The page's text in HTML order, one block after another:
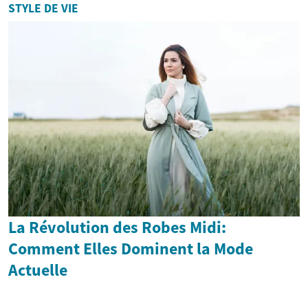
STYLE DE VIE
La Révolution des Robes Midi:
Comment Elles Dominent la Mode
Actuelle